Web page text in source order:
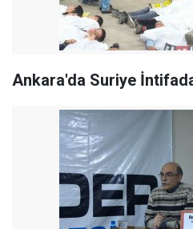
Ankara'da Suriye